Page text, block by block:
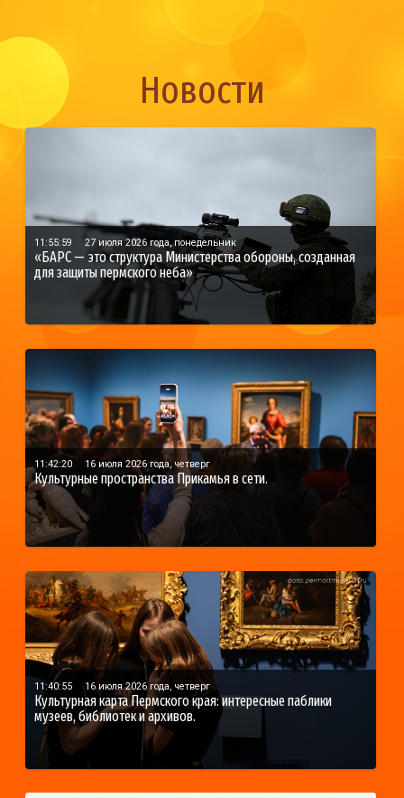
Новости
11:55:59 27 июля 2026 года, понедельник
«БАРС — это структура Министерства обороны, созданная
для защиты пермского неба»
11:42:20 16 июля 2026 года, четверг
Культурные пространства Прикамья в сети.
11:40:55 16 июля 2026 года, четверг
Культурная карта Пермского края: интересные паблики
музеев, библиотек и архивов.